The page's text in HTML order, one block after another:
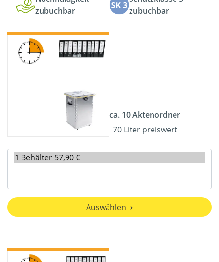
zubuchbar
zubuchbar
ca. 10 Aktenordner
70 Liter preiswert
Auswählen